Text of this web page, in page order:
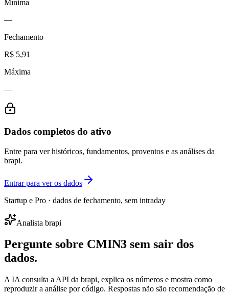
Mínima
—
Fechamento
R$ 5,91
Máxima
—
Dados completos do ativo
Entre para ver históricos, fundamentos, proventos e as análises da
brapi.
Entrar para ver os dados
Startup e Pro · dados de fechamento, sem intraday
Analista brapi
Pergunte sobre CMIN3 sem sair dos
dados.
A IA consulta a API da brapi, explica os números e mostra como
reproduzir a análise por código. Respostas não são recomendação de